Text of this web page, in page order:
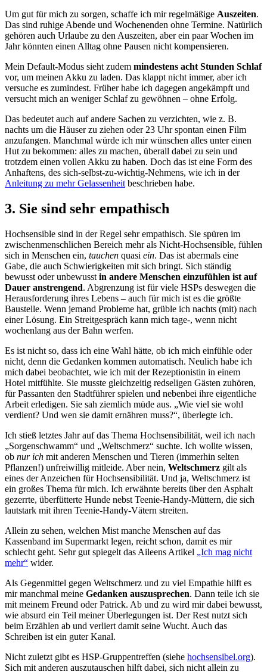
Um gut für mich zu sorgen, schaffe ich mir regelmäßige Auszeiten.
Das sind ruhige Abende und Wochenenden ohne Termine. Natürlich
gehören auch Urlaube zu den Auszeiten, aber ein paar Wochen im
Jahr könnten einen Alltag ohne Pausen nicht kompensieren.
Mein Default-Modus sieht zudem mindestens acht Stunden Schlaf
vor, um meinen Akku zu laden. Das klappt nicht immer, aber ich
versuche es zumindest. Früher habe ich dagegen angekämpft und
versucht mich an weniger Schlaf zu gewöhnen – ohne Erfolg.
Das bedeutet auch auf andere Sachen zu verzichten, wie z. B.
nachts um die Häuser zu ziehen oder 23 Uhr spontan einen Film
anzufangen. Manchmal würde ich mir wünschen alles unter einen
Hut zu bekommen: alles zu machen, überall dabei zu sein und
trotzdem einen vollen Akku zu haben. Doch das ist eine Form des
Anhaftens, des sich-selbst-zu-wichtig-Nehmens, wie ich in der
Anleitung zu mehr Gelassenheitbeschrieben habe.
3. Sie sind sehr empathisch
Hochsensible sind in der Regel sehr empathisch. Sie spüren im
zwischenmenschlichen Bereich mehr als Nicht-Hochsensible, fühlen
sich in Menschen ein, tauchen quasi ein. Das ist abermals eine
Gabe, die auch Schwierigkeiten mit sich bringt. Sich ständig
bewusst oder unbewusst in andere Menschen einzufühlen ist auf
Dauer anstrengend. Abgrenzung ist für viele HSPs deswegen die
Herausforderung ihres Lebens – auch für mich ist es die größte
Baustelle. Wenn jemand Probleme hat, grüble ich nachts (mit) nach
einer Lösung. Ein Streitgespräch kann mich tage-, wenn nicht
wochenlang aus der Bahn werfen.
Es ist nicht so, dass ich eine Wahl hätte, ob ich mich einfühle oder
nicht, denn die Gedanken kommen automatisch. Neulich habe ich
mich dabei beobachtet, wie ich mit der Rezeptionistin in einem
Hotel mitfühlte. Sie musste gleichzeitig redseligen Gästen zuhören,
für Passanten den Stadtführer spielen und nebenbei ihre eigentliche
Arbeit erledigen. Sie sah ziemlich müde aus. „Wie viel sie wohl
verdient? Und wen sie damit ernähren muss?“, überlegte ich.
Ich stieß letztes Jahr auf das Thema Hochsensibilität, weil ich nach
„Sorgenschwamm“ und „Weltschmerz“ suchte. Ich wollte wissen,
ob nur ich mit anderen Menschen und Tieren (immerhin selten
Pflanzen!) unfreiwillig mitleide. Aber nein, Weltschmerz gilt als
eines der Anzeichen für Hochsensibilität. Und ja, Weltschmerz ist
ein großes Thema für mich. Ich erwähnte bereits über den Asphalt
gezerrte, überfütterte Hunde nebst Teenie-Handy-Müttern, die sich
lautstark mit ihren Teenie-Handy-Vätern streiten.
Allein zu sehen, welchen Mist manche Menschen auf das
Kassenband im Supermarkt legen, reicht schon, damit es mir
schlecht geht. Sehr gut spiegelt das Aileens Artikel „Ich mag nicht
mehr“ wider.
Als Gegenmittel gegen Weltschmerz und zu viel Empathie hilft es
mir manchmal meine Gedanken auszusprechen. Dann teile ich sie
mit meinem Freund oder Patrick. Ab und zu wird mir dabei bewusst,
wie absurd ein Teil meiner Überlegungen ist. Der Rest nutzt sich
beim Erzählen ab und verliert damit seine Wucht. Auch das
Schreiben ist ein guter Kanal.
Nicht zuletzt gibt es HSP-Gruppentreffen (siehe hochsensibel.org).
Sich mit anderen auszutauschen hilft dabei, sich nicht allein zu